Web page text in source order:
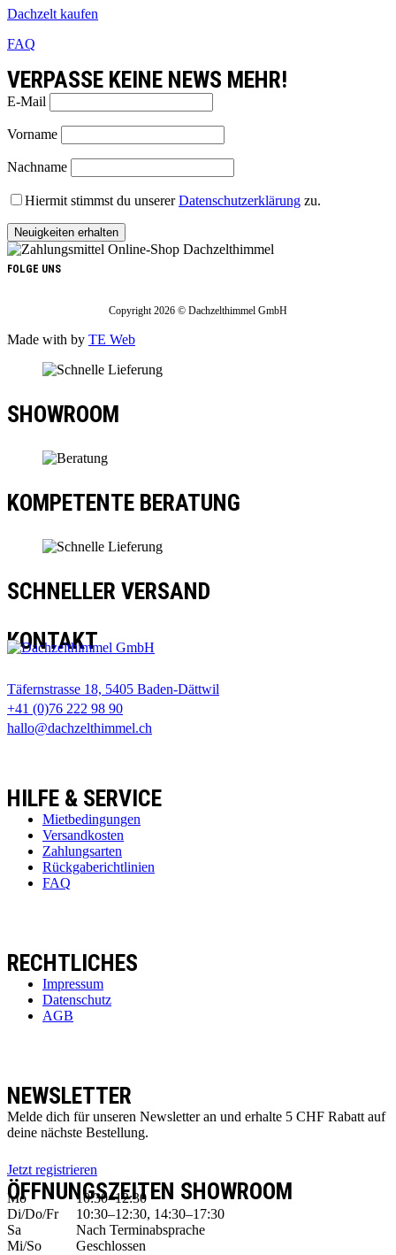
Dachzelt kaufen
FAQ
VERPASSE KEINE NEWS MEHR!
E-Mail
Vorname
Nachname
Hiermit stimmst du unsererDatenschutzerklärung zu.
FOLGE UNS
Copyright 2026 © Dachzelthimmel GmbH
Made with by TE Web
SHOWROOM
KOMPETENTE BERATUNG
SCHNELLER VERSAND
KONTAKT
Täfernstrasse 18, 5405 Baden-Dättwil
+41 (0)76 222 98 90
hallo@dachzelthimmel.ch
HILFE & SERVICE
Mietbedingungen
Versandkosten
Zahlungsarten
Rückgaberichtlinien
FAQ
RECHTLICHES
Impressum
Datenschutz
AGB
NEWSLETTER
Melde dich für unseren Newsletter an und erhalte 5 CHF Rabatt auf
deine nächste Bestellung.
Jetzt registrieren
ÖFFNUNGSZEITEN SHOWROOM
Mo
10:30–12:30
Di/Do/Fr
10:30–12:30, 14:30–17:30
Sa
Nach Terminabsprache
Mi/So
Geschlossen